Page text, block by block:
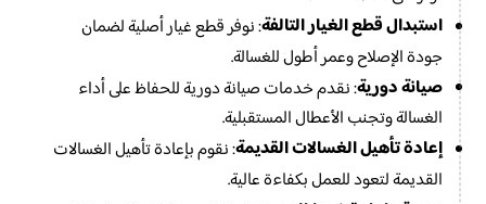
استبدال قطع الغيار التالفة: نوفر قطع غيار أصلية لضمان
جودة الإصلاح وعمر أطول للغسالة.
صيانة دورية: نقدم خدمات صيانة دورية للحفاظ على أداء
الغسالة وتجنب الأعطال المستقبلية.
إعادة تأهيل الغسالات القديمة: نقوم بإعادة تأهيل الغسالات
القديمة لتعود للعمل بكفاءة عالية.